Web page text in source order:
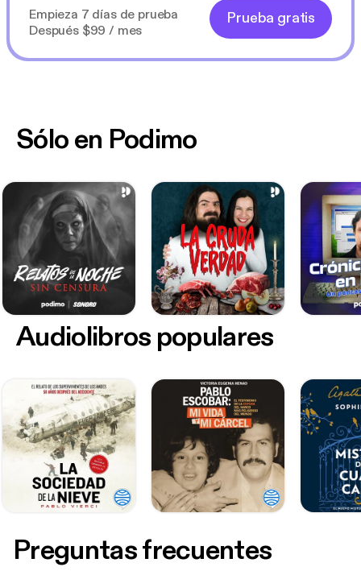
Empieza 7 días de prueba
Después $99 / mes
Prueba gratis
Sólo en Podimo
Audiolibros populares
Preguntas frecuentes